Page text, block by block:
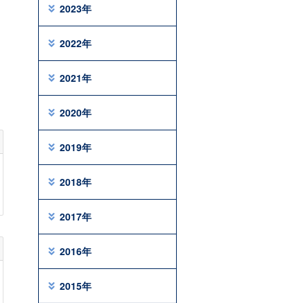
2023年
2022年
2021年
2020年
2019年
2018年
2017年
2016年
2015年